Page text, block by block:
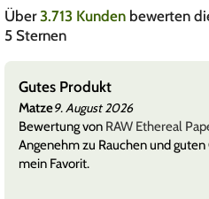
Über3.713 Kunden bewerten
5 Sternen
Gutes Produkt
Matze9. August 2026
Bewertung von RAW Ethereal
Angenehm zu Rauchen und
mein Favorit.